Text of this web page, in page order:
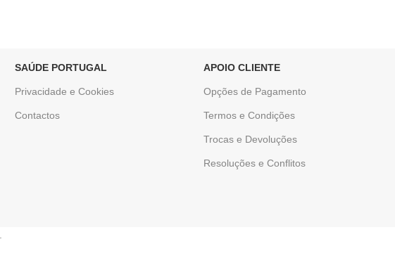
SAÚDE PORTUGAL
Privacidade e Cookies
Contactos
APOIO CLIENTE
Opções de Pagamento
Termos e Condições
Trocas e Devoluções
Resoluções e Conflitos